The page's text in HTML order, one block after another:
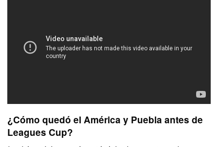
¿Cómo quedó el América y Puebla antes de
Leagues Cup?